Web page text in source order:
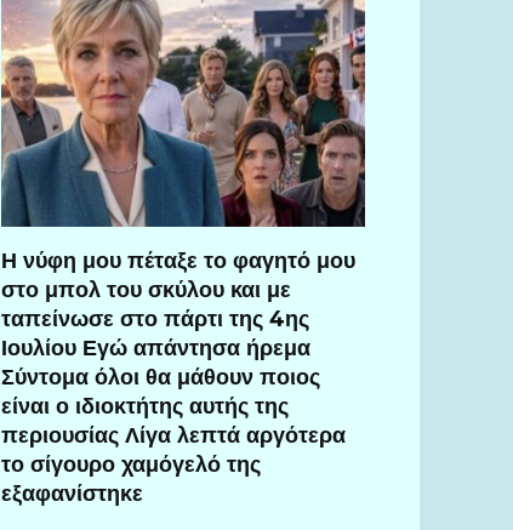
Η νύφη μου πέταξε το φαγητό μου
στο μπολ του σκύλου και με
ταπείνωσε στο πάρτι της 4ης
Ιουλίου Εγώ απάντησα ήρεμα
Σύντομα όλοι θα μάθουν ποιος
είναι ο ιδιοκτήτης αυτής της
περιουσίας Λίγα λεπτά αργότερα
το σίγουρο χαμόγελό της
εξαφανίστηκε